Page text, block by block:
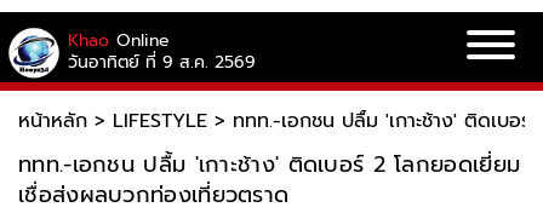
Khao Online
วันอาทิตย์ ที่ 9 ส.ค. 2569
หน้าหลัก > LIFESTYLE > ททท.-เอกชน ปลื้ม 'เกาะช้าง' ติดเบอ
ททท.-เอกชน ปลื้ม 'เกาะช้าง' ติดเบอร์ 2 โลกยอดเยี่ยม
เชื่อส่งผลบวกท่องเที่ยวตราด